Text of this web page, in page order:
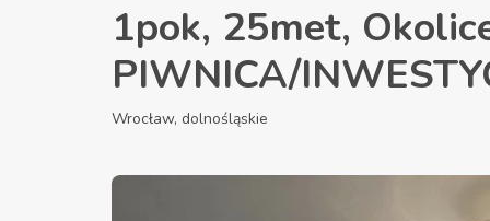
1pok, 25met,
PIWNICA/
Wrocław, dolnośląskie